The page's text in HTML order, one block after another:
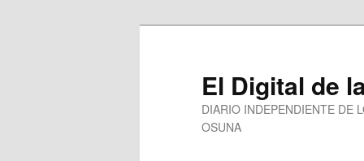
El Digital de
DIARIO INDEPENDIENTE DE
OSUNA